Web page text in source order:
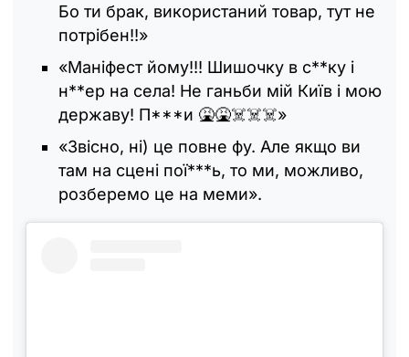
Бо ти брак, використаний товар, тут не
потрібен!!»
«Маніфест йому!!! Шишочку в с**ку і
н**ер на села! Не ганьби мій Київ і мою
державу! П***и 🤮🤮☠️☠️☠️»
«Звісно, ні) це повне фу. Але якщо ви
там на сцені пої***ь, то ми, можливо,
розберемо це на меми».